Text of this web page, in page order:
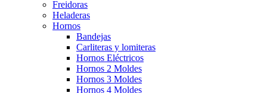
Freidoras
Heladeras
Hornos
Bandejas
Carliteras y lomiteras
Hornos Eléctricos
Hornos 2 Moldes
Hornos 3 Moldes
Hornos 4 Moldes